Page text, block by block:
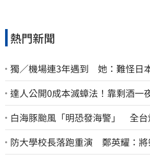
熱門新聞
獨／機場連3年遇到 她：難怪日
達人公開0成本滅蟑法！靠剩酒一
白海豚颱風「明恐發海警」 全台
防大學校長落跑重演 鄭英耀：將